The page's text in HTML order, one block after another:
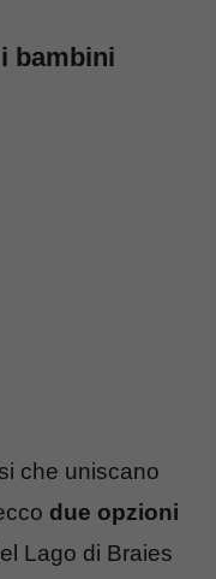
bambini
che uniscano
due opzioni
Lago di Braies